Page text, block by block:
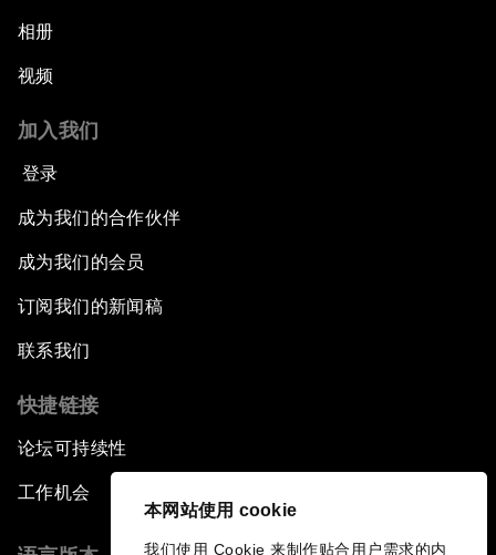
本网站使用 cookie
我们使用 Cookie 来制作贴合用户需求的内
相册
视频
加入我们
登录
成为我们的合作伙伴
成为我们的会员
订阅我们的新闻稿
联系我们
快捷链接
论坛可持续性
工作机会